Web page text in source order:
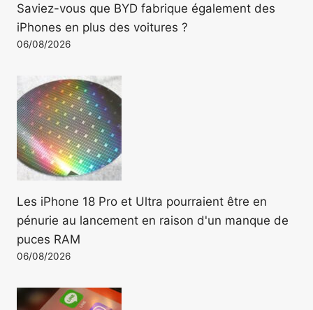
Saviez-vous que BYD fabrique également des
iPhones en plus des voitures ?
06/08/2026
Les iPhone 18 Pro et Ultra pourraient être en
pénurie au lancement en raison d'un manque de
puces RAM
06/08/2026